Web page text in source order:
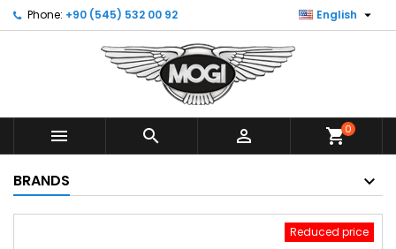
Phone: +90 (545) 532 00 92 English 
   shopping_cart0
BRANDS
Reduced price